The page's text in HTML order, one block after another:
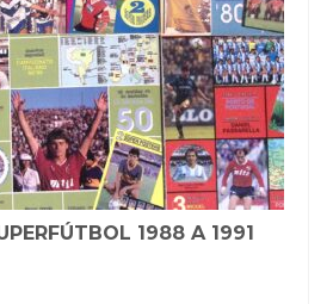
1988 A 1991